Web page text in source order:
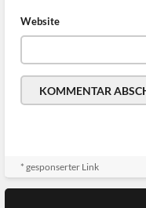
Website
* gesponserter Link